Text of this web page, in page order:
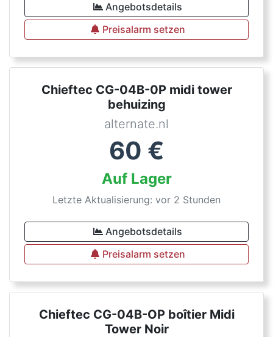
Angebotsdetails
Preisalarm setzen
Chieftec CG-04B-0P midi tower
behuizing
alternate.nl
60 €
Auf Lager
Letzte Aktualisierung: vor 2 Stunden
Angebotsdetails
Preisalarm setzen
Chieftec CG-04B-OP boîtier Midi
Tower Noir